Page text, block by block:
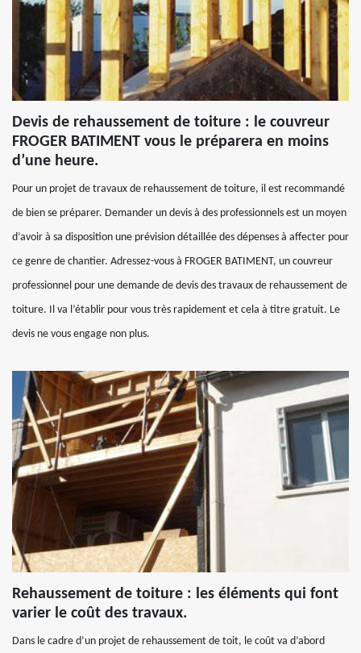
Devis de rehaussement de toiture : le couvreur
FROGER BATIMENT vous le préparera en moins
d’une heure.
Pour un projet de travaux de rehaussement de toiture, il est recommandé
de bien se préparer. Demander un devis à des professionnels est un moyen
d’avoir à sa disposition une prévision détaillée des dépenses à affecter pour
ce genre de chantier. Adressez-vous à FROGER BATIMENT, un couvreur
professionnel pour une demande de devis des travaux de rehaussement de
toiture. Il va l’établir pour vous très rapidement et cela à titre gratuit. Le
devis ne vous engage non plus.
Rehaussement de toiture : les éléments qui font
varier le coût des travaux.
Dans le cadre d’un projet de rehaussement de toit, le coût va d’abord